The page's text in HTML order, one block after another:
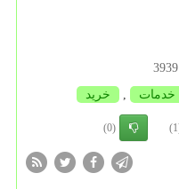
3939
خدمات , خرید
(0)